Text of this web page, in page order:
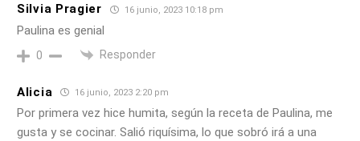
Silvia Pragier 16 junio, 2023 10:18 pm
Paulina es genial
0 Responder
Alicia 16 junio, 2023 2:20 pm
Por primera vez hice humita, según la receta de Paulina, me
gusta y se cocinar. Salió riquísima, lo que sobró irá a una